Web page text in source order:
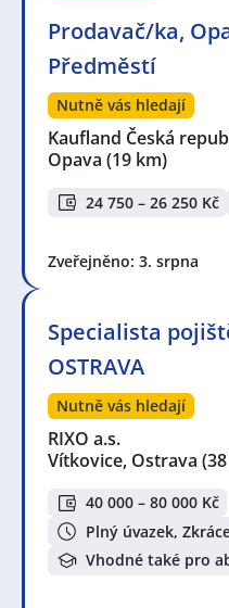
Prodavač/ka,
Předměstí
Nutně vás hledají
Kaufland Česká
Opava (19 km)
24 750 – 26 250 Kč
Zveřejněno: 3. srpna
Specialista
OSTRAVA
Nutně vás hledají
RIXO a.s.
Vítkovice, Ostrava
40 000 – 80 000 Kč
Plný úvazek,
Vhodné také pro